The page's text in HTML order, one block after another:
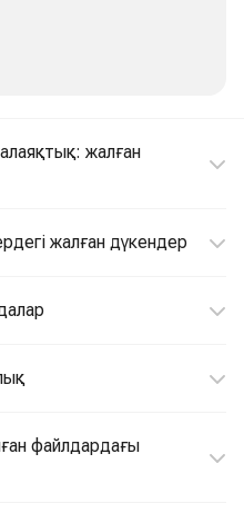
жалған
жалған дүкендер
файлдардағы